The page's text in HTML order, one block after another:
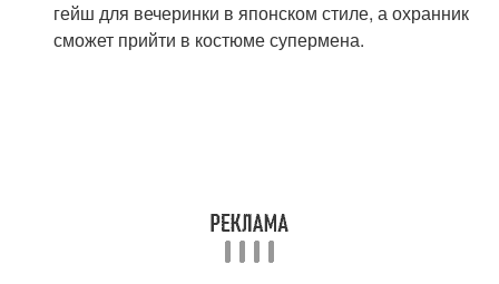
гейш для вечеринки в японском стиле, а охранник
сможет прийти в костюме супермена.